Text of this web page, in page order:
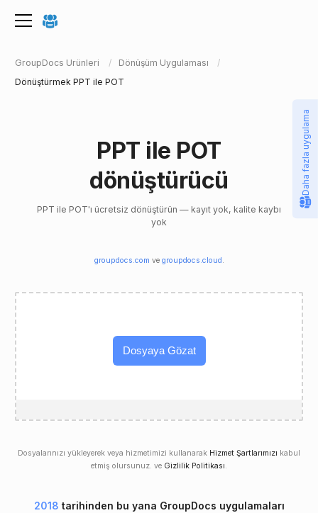
GroupDocs Ürünleri
Dönüşüm Uygulaması
Dönüştürmek PPT ile POT
PPT ile POT
dönüştürücü
PPT ile POT'ı ücretsiz dönüştürün — kayıt yok, kalite kaybı
yok
groupdocs.com ve groupdocs.cloud .
Dosyaya Gözat
Dosyalarınızı yükleyerek veya hizmetimizi kullanarak Hizmet Şartlarımızı kabul
etmiş olursunuz. ve Gizlilik Politikası.
2018 tarihinden bu yana GroupDocs uygulamaları
Daha fazla uygulama